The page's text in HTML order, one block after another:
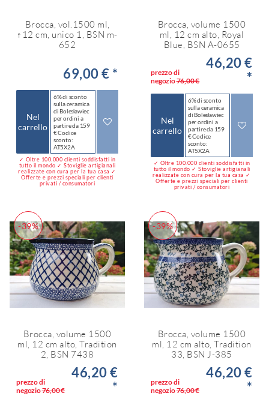
Brocca, vol.1500 ml,
↑12 cm, unico 1, BSN m-
652
69,00 € *
Nel
carrello
6% di sconto
sulla ceramica
di Bolesławiec
per ordini a
partire da 159
€ Codice
sconto:
AT5X2A
✓ Oltre 100.000 clienti soddisfatti in
tutto il mondo ✓ Stoviglie artigianali
realizzate con cura per la tua casa ✓
Offerte e prezzi speciali per clienti
privati / consumatori
Brocca, volume 1500
ml, 12 cm alto, Royal
Blue, BSN A-0655
prezzo di
negozio76,00 €
46,20 €
*
Nel
carrello
6% di sconto
sulla ceramica
di Bolesławiec
per ordini a
partire da 159
€ Codice
sconto:
AT5X2A
✓ Oltre 100.000 clienti soddisfatti in
tutto il mondo ✓ Stoviglie artigianali
realizzate con cura per la tua casa ✓
Offerte e prezzi speciali per clienti
privati / consumatori
-39%
Brocca, volume 1500
ml, 12 cm alto, Tradition
2, BSN 7438
prezzo di
negozio76,00 €
46,20 €
*
-39%
Brocca, volume 1500
ml, 12 cm alto, Tradition
33, BSN J-385
prezzo di
negozio76,00 €
46,20 €
*